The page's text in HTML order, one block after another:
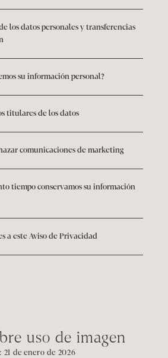
los datos personales y transferencias
su información personal?
titulares de los datos
comunicaciones de marketing
tiempo conservamos su información
a este Aviso de Privacidad
uso de imagen
de enero de 2026